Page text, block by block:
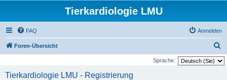
Tierkardiologie LMU
FAQ Anmelden
Foren-Übersicht
u
Sprache:
Tierkardiologie LMU - Registrierung